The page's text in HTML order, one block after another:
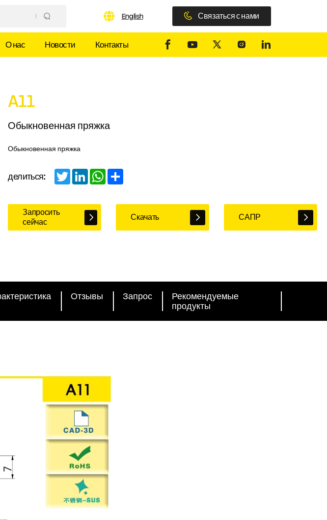
English Связаться с нами
О нас Новости Контакты
A11
Обыкновенная пряжка
Обыкновенная пряжка
делиться: TwitterLinkedInWhatsApp
Share
Запросить
сейчас
Скачать САПР
Отзывы Запрос
Рекомендуемые
продукты